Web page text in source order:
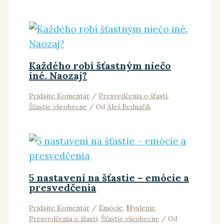
Každého robí šťastným niečo
iné. Naozaj?
Pridajte Komentár / Presvedčenia o šťastí,
Šťastie všeobecne / Od Aleš Bednařík
5 nastavení na šťastie – emócie a
presvedčenia
Pridajte Komentár / Emócie, Myslenie,
Presvedčenia o šťastí, Šťastie všeobecne / Od